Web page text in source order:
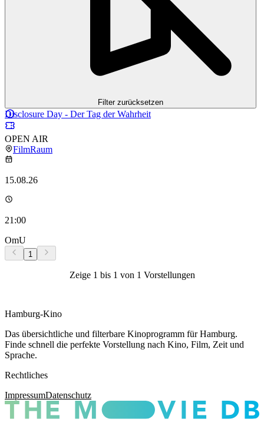
Filter zurücksetzen
Disclosure Day - Der Tag der Wahrheit
OPEN AIR
FilmRaum
15.08.26
21:00
OmU
1
Zeige 1 bis 1 von 1 Vorstellungen
Hamburg-Kino
Das übersichtliche und filterbare Kinoprogramm für Hamburg.
Finde schnell die perfekte Vorstellung nach Kino, Film, Zeit und
Sprache.
Rechtliches
ImpressumDatenschutz